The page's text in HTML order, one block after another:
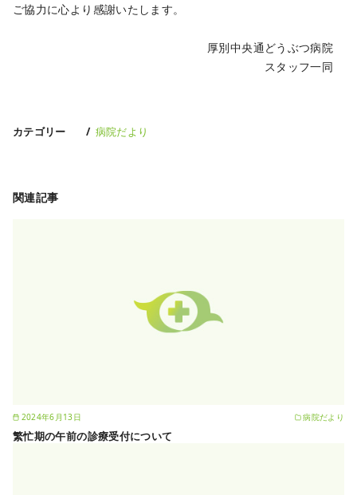
ご協力に心より感謝いたします。
厚別中央通どうぶつ病院
スタッフ一同
カテゴリー 病院だより
関連記事
2024年6月13日 病院だより
繁忙期の午前の診療受付について